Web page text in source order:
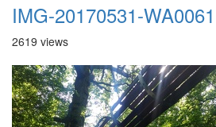
IMG-20170531-WA0061
2619 views